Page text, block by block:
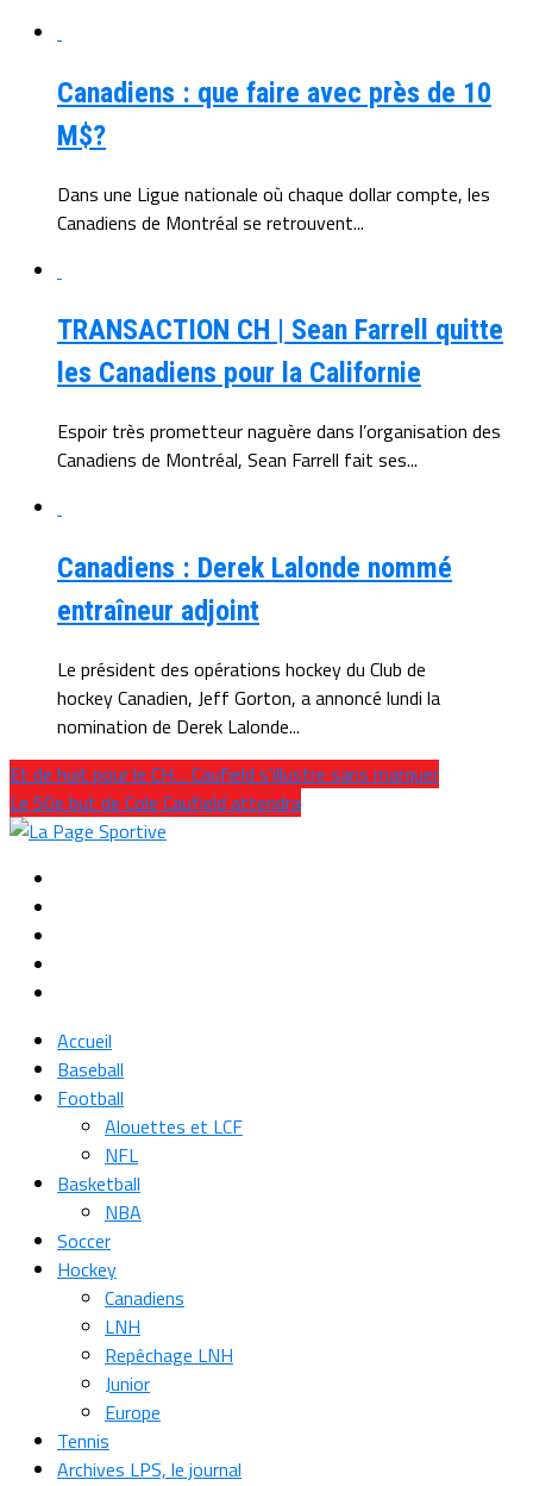
Canadiens : que faire avec près de 10
M$?
Dans une Ligue nationale où chaque dollar compte, les
Canadiens de Montréal se retrouvent...
TRANSACTION CH | Sean Farrell quitte
les Canadiens pour la Californie
Espoir très prometteur naguère dans l’organisation des
Canadiens de Montréal, Sean Farrell fait ses...
Canadiens : Derek Lalonde nommé
entraîneur adjoint
Le président des opérations hockey du Club de
hockey Canadien, Jeff Gorton, a annoncé lundi la
nomination de Derek Lalonde...
Et de huit pour le CH… Caufield s’illustre sans marquer
Le 50e but de Cole Caufield attendra
Accueil
Baseball
Football
Alouettes et LCF
NFL
Basketball
NBA
Soccer
Hockey
Canadiens
LNH
Repêchage LNH
Junior
Europe
Tennis
Archives LPS, le journal